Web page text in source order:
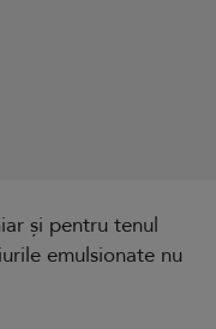
și pentru tenul
emulsionate nu